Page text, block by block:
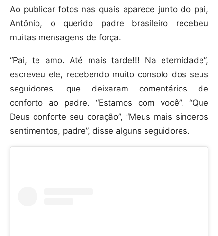
Ao publicar fotos nas quais aparece junto do pai,
Antônio, o querido padre brasileiro recebeu
muitas mensagens de força.
“Pai, te amo. Até mais tarde!!! Na eternidade”,
escreveu ele, recebendo muito consolo dos seus
seguidores, que deixaram comentários de
conforto ao padre. “Estamos com você”, “Que
Deus conforte seu coração”, “Meus mais sinceros
sentimentos, padre”, disse alguns seguidores.